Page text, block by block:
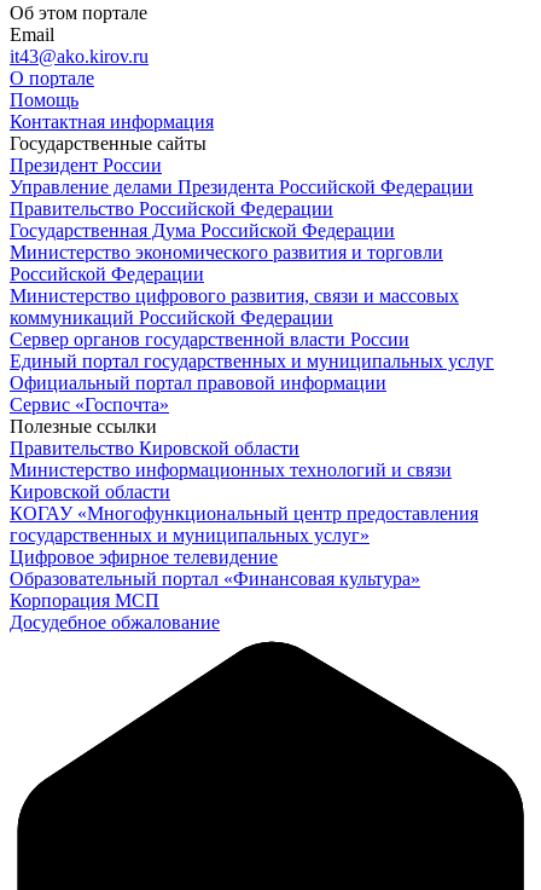
Об этом портале
Email
it43@ako.kirov.ru
О портале
Помощь
Контактная информация
Государственные сайты
Президент России
Управление делами Президента Российской Федерации
Правительство Российской Федерации
Государственная Дума Российской Федерации
Министерство экономического развития и торговли
Российской Федерации
Министерство цифрового развития, связи и массовых
коммуникаций Российской Федерации
Сервер органов государственной власти России
Единый портал государственных и муниципальных услуг
Официальный портал правовой информации
Cервис «Госпочта»
Полезные ссылки
Правительство Кировской области
Министерство информационных технологий и связи
Кировской области
КОГАУ «Многофункциональный центр предоставления
государственных и муниципальных услуг»
Цифровое эфирное телевидение
Образовательный портал «Финансовая культура»
Корпорация МСП
Досудебное обжалование